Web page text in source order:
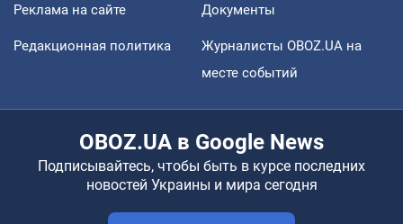
Реклама на сайте Документы
Редакционная политика
Журналисты OBOZ.UA на
месте событий
OBOZ.UA в Google News
Подписывайтесь, чтобы быть в курсе последних
новостей Украины и мира сегодня